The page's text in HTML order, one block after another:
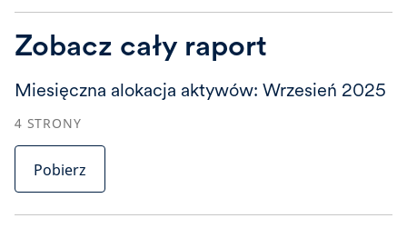
Zobacz cały raport
Miesięczna alokacja aktywów: Wrzesień 2025
4 STRONY
Pobierz